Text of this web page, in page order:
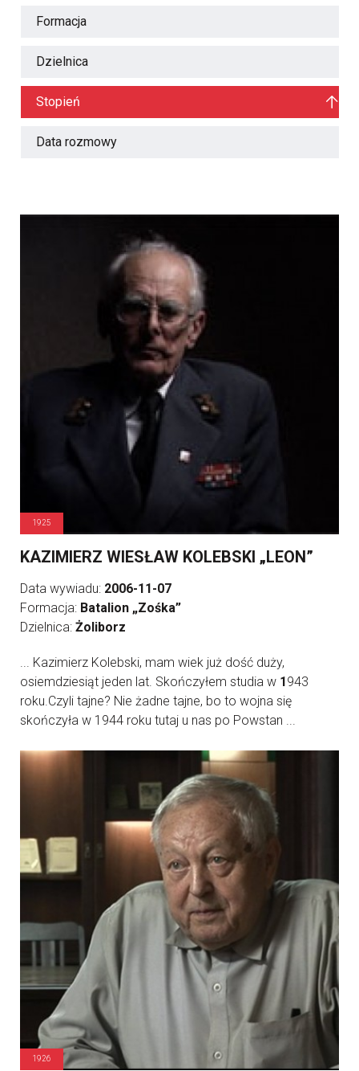
Formacja
Dzielnica
Stopień
Data rozmowy
1925
KAZIMIERZ WIESŁAW KOLEBSKI „LEON”
Data wywiadu: 2006-11-07
Formacja: Batalion „Zośka”
Dzielnica: Żoliborz
... Kazimierz Kolebski, mam wiek już dość duży,
osiemdziesiąt jeden lat. Skończyłem studia w 1943
roku.Czyli tajne? Nie żadne tajne, bo to wojna się
skończyła w 1944 roku tutaj u nas po Powstan ...
1926